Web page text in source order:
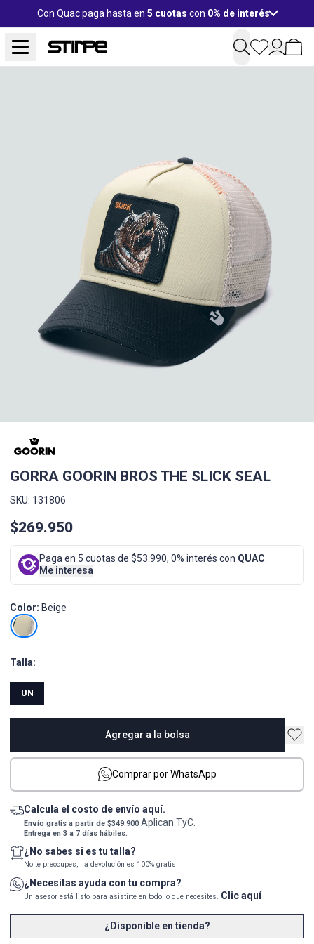
Con Quac paga hasta en 5 cuotas con 0% de interés
GORRA GOORIN BROS THE SLICK SEAL
SKU: 131806
$269.950
Paga en 5 cuotas de $53.990, 0% interés con QUAC
Me interesa
Color: Beige
Talla:
UN
Agregar a la bolsa
Comprar por WhatsApp
Calcula el costo de envío aquí.
Envío gratis a partir de $349.900Aplican TyC.
Entrega en 3 a 7 días hábiles.
¿No sabes si es tu talla?
No te preocupes, ¡la devolución es 100% gratis!
¿Necesitas ayuda con tu compra?
Un asesor está listo para asistirte en todo lo que necesites. Clic aquí
¿Disponible en tienda?